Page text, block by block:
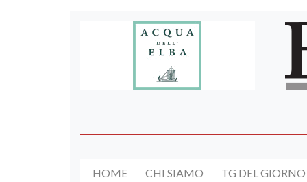
HOME CHI SIAMO TG DEL GIORNO